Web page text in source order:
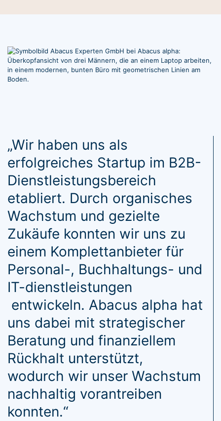
„Wir haben uns als
erfolgreiches Startup im B2B-
Dienstleistungsbereich
etabliert. Durch organisches
Wachstum und gezielte
Zukäufe konnten wir uns zu
einem Komplettanbieter für
Personal-, Buchhaltungs- und
IT-dienstleistungen
entwickeln. Abacus alpha hat
uns dabei mit strategischer
Beratung und finanziellem
Rückhalt unterstützt,
wodurch wir unser Wachstum
nachhaltig vorantreiben
konnten.“